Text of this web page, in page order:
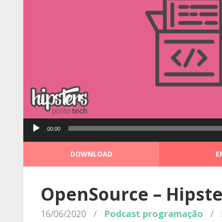
Tocador00:00
DOWNLOAD
OpenSource –
16/06/2020 / Podcast programação /